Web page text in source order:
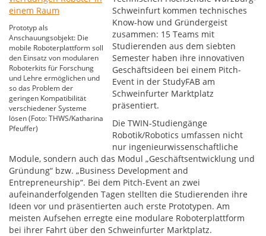
Prototyp als
Anschauungsobjekt: Die
mobile Roboterplattform soll
den Einsatz von modularen
Roboterkits für Forschung
und Lehre ermöglichen und
so das Problem der
geringen Kompatibilität
verschiedener Systeme
lösen (Foto: THWS/Katharina
Pfeuffer)
Schweinfurt kommen technisches
Know-how und Gründergeist
zusammen: 15 Teams mit
Studierenden aus dem siebten
Semester haben ihre innovativen
Geschäftsideen bei einem Pitch-
Event in der StudyFAB am
Schweinfurter Marktplatz
präsentiert.
Die TWIN-Studiengänge
Robotik/Robotics umfassen nicht
nur ingenieurwissenschaftliche
Module, sondern auch das Modul „Geschäftsentwicklung und
Gründung“ bzw. „Business Development and
Entrepreneurship“. Bei dem Pitch-Event an zwei
aufeinanderfolgenden Tagen stellten die Studierenden ihre
Ideen vor und präsentierten auch erste Prototypen. Am
meisten Aufsehen erregte eine modulare Roboterplattform
bei ihrer Fahrt über den Schweinfurter Marktplatz.